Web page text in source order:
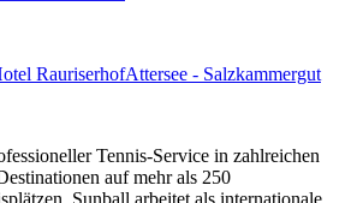
RauriserhofAttersee - Salzkammergut
Tennis-Service in zahlreichen
auf mehr als 250